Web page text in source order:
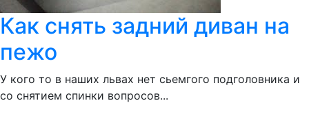
Как снять задний диван на
пежо
У кого то в наших львах нет сьемгого подголовника и
со снятием спинки вопросов...